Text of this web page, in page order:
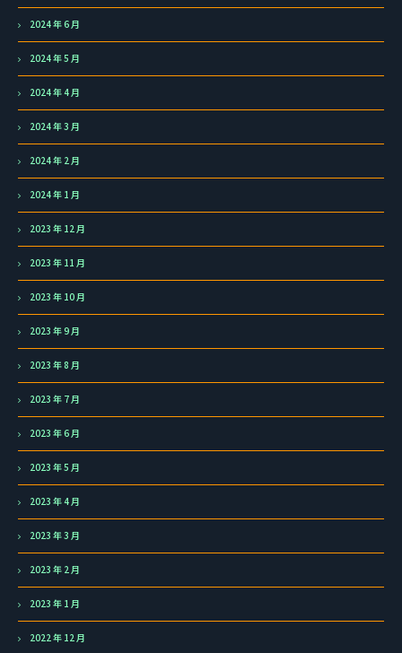
2024 年 6 月
2024 年 5 月
2024 年 4 月
2024 年 3 月
2024 年 2 月
2024 年 1 月
2023 年 12 月
2023 年 11 月
2023 年 10 月
2023 年 9 月
2023 年 8 月
2023 年 7 月
2023 年 6 月
2023 年 5 月
2023 年 4 月
2023 年 3 月
2023 年 2 月
2023 年 1 月
2022 年 12 月